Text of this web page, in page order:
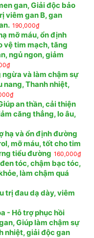
gan, Giải độc bảo
viêm gan B, gan
190,000₫
mỡ máu, ổn định
vệ tim mạch, tăng
ngủ ngon, giảm
₫
ngừa và làm chậm sự
nang, Thanh nhiệt,
₫
an thần, cải thiện
căng thẳng, lo âu,
hạ và ổn định đường
mỡ máu, tốt cho tim
tiểu đường 160,000₫
tóc, chậm bạc tóc,
làm chậm quá
trị đau dạ dày, viêm
- Hỗ trợ phục hồi
Giúp làm chậm sự
nhiệt, giải độc gan